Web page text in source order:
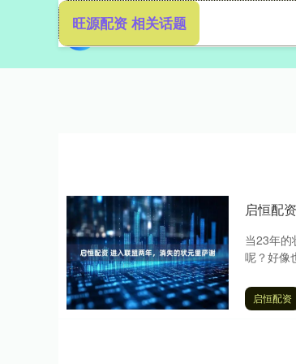
旺源配资 相关话题
启恒配
当23年
呢？好像
启恒配资